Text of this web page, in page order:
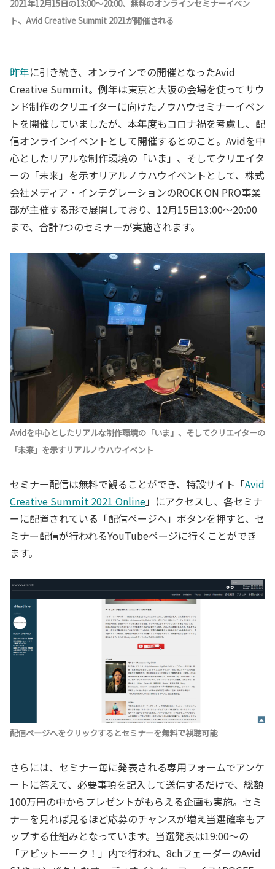
2021年12月15日の13:00～20:00、無料のオンラインセミナーイベン
ト、Avid Creative Summit 2021が開催される
昨年に引き続き、オンラインでの開催となったAvid
Creative Summit。例年は東京と大阪の会場を使ってサウ
ンド制作のクリエイターに向けたノウハウセミナーイベン
トを開催していましたが、本年度もコロナ禍を考慮し、配
信オンラインイベントとして開催するとのこと。Avidを中
心としたリアルな制作環境の「いま」、そしてクリエイタ
ーの「未来」を示すリアルノウハウイベントとして、株式
会社メディア・インテグレーションのROCK ON PRO事業
部が主催する形で展開しており、12月15日13:00～20:00
まで、合計7つのセミナーが実施されます。
Avidを中心としたリアルな制作環境の「いま」、そしてクリエイターの
「未来」を示すリアルノウハウイベント
セミナー配信は無料で観ることができ、特設サイト「Avid
Creative Summit 2021 Online」にアクセスし、各セミナ
ーに配置されている「配信ページへ」ボタンを押すと、セ
ミナー配信が行われるYouTubeページに行くことができ
ます。
配信ページへをクリックするとセミナーを無料で視聴可能
さらには、セミナー毎に発表される専用フォームでアンケ
ートに答えて、必要事項を記入して送信するだけで、総額
100万円の中からプレゼントがもらえる企画も実施。セミ
ナーを見れば見るほど応募のチャンスが増え当選確率もア
ップする仕組みとなっています。当選発表は19:00～の
「アビットーーク！」内で行われ、8chフェーダーのAvid